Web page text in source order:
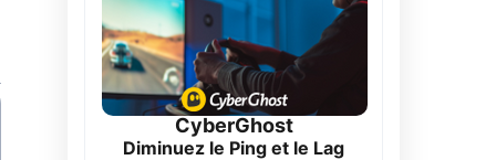
CyberGhost
Diminuez le Ping et le Lag